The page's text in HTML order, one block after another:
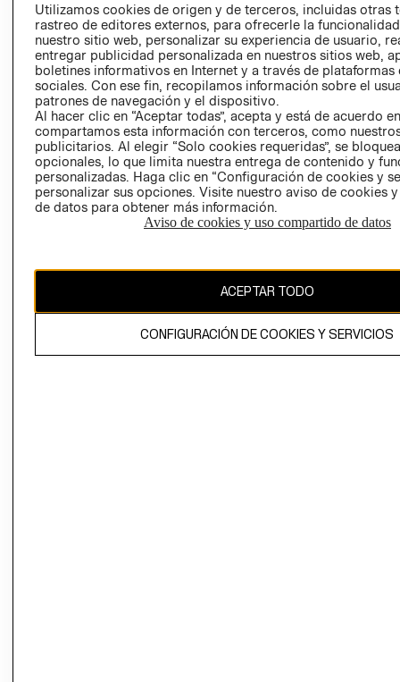
AVISO DE
PRIVACIDAD
GIFT CARD
AVISO DE
El contenido de esta página web está protegido por copyright y es
Utilizamos cookies de origen y de terceros, incluidas otras
rastreo de editores externos, para ofrecerle la
nuestro sitio web, personalizar su experiencia de usuario,
entregar publicidad personalizada en nuestros sitios web,
boletines informativos en Internet y a través de plataformas
sociales. Con ese fin, recopilamos información sobre el
patrones de navegación y el dispositivo.
Al hacer clic en “Aceptar todas”, acepta y está de acuerdo
compartamos esta información con terceros, como
publicitarios. Al elegir “Solo cookies requeridas”, se
opcionales, lo que limita nuestra entrega de contenido y
personalizadas. Haga clic en “Configuración de cookies y
personalizar sus opciones. Visite nuestro aviso de cookies
de datos para obtener más información.
Aviso de cookies y uso compartido de datos
ACEPTAR TODO
CONFIGURACIÓN DE COOKIES Y SERVICIOS